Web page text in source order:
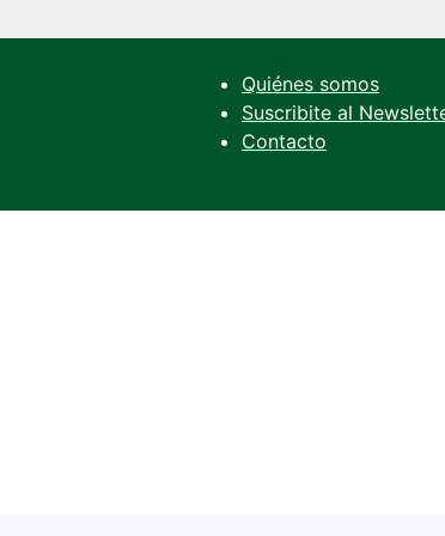
Quiénes somos
Suscribite al
Contacto